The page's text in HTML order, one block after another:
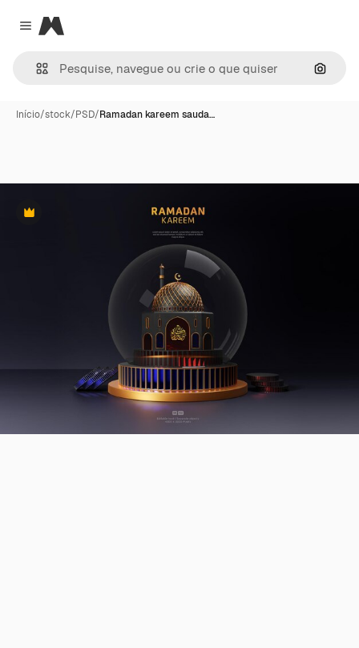
Close menu
Magnific
Início/stock/PSD/Ramadan kareem sauda…
Premium